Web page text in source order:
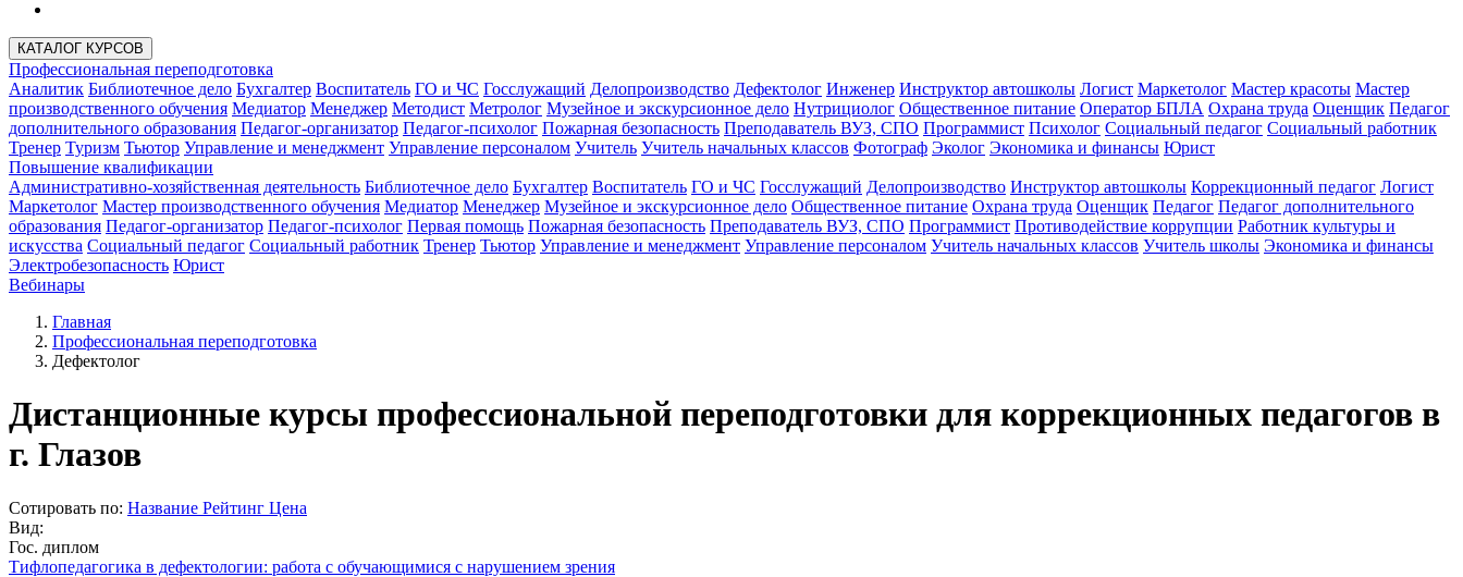
КАТАЛОГ КУРСОВ
Профессиональная переподготовка
Аналитик Библиотечное дело Бухгалтер Воспитатель ГО и ЧС Госслужащий Делопроизводство Дефектолог Инженер Инструктор автошколы Логист Маркетолог Мастер красоты Мастер
производственного обучения Медиатор Менеджер Методист Метролог Музейное и экскурсионное дело Нутрициолог Общественное питание Оператор БПЛА Охрана труда Оценщик Педагог
дополнительного образования Педагог-организатор Педагог-психолог Пожарная безопасность Преподаватель ВУЗ, СПО Программист Психолог Социальный педагог Социальный работник
Тренер Туризм Тьютор Управление и менеджмент Управление персоналом Учитель Учитель начальных классов Фотограф Эколог Экономика и финансы Юрист
Повышение квалификации
Административно-хозяйственная деятельность Библиотечное дело Бухгалтер Воспитатель ГО и ЧС Госслужащий Делопроизводство Инструктор автошколы Коррекционный педагог Логист
Маркетолог Мастер производственного обучения Медиатор Менеджер Музейное и экскурсионное дело Общественное питание Охрана труда Оценщик Педагог Педагог дополнительного
образования Педагог-организатор Педагог-психолог Первая помощь Пожарная безопасность Преподаватель ВУЗ, СПО Программист Противодействие коррупции Работник культуры и
искусства Социальный педагог Социальный работник Тренер Тьютор Управление и менеджмент Управление персоналом Учитель начальных классов Учитель школы Экономика и финансы
Электробезопасность Юрист
Вебинары
Главная
Профессиональная переподготовка
Дефектолог
Дистанционные курсы профессиональной переподготовки для коррекционных педагогов в
г. Глазов
Сотировать по: Название Рейтинг Цена
Вид:
Гос. диплом
Тифлопедагогика в дефектологии: работа с обучающимися с нарушением зрения